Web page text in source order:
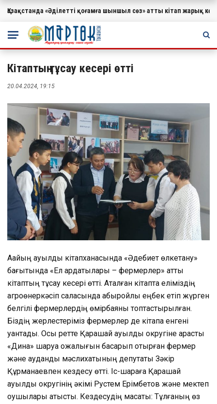
МАҢЫЗДЫ
Қазақстанда «Әділетті қоғамға шыншыл сөз» атты кітап жарық
Кітаптың тұсау кесері өтті
20.04.2024, 19:15
Аққайың ауылдық кітапханасында «Әдебиет өлкетану»
бағытында «Ел ардақтылары – фермерлер» атты
кітаптың тұсау кесері өтті. Аталған кітапта еліміздің
агроөнеркәсіп саласында абыройлы еңбек етіп жүрген
белгілі фермерлердің өмірбаяны топтастырылған.
Біздің жерлестеріміз фермерлер де кітапқа енгені
қуантады. Осы ретте Қарашай ауылдық округіне қарасты
«Дина» шаруа қожалығын басқарып отырған фермер
және аудандық мәслихатының депутаты Зәкір
Құрманаевпен кездесу өтті. Іс-шараға Қарашай
ауылдық округінің әкімі Рустем Ерімбетов және мектеп
оқушылары қатысты. Кездесудің мақсаты: Тұлғаның өз